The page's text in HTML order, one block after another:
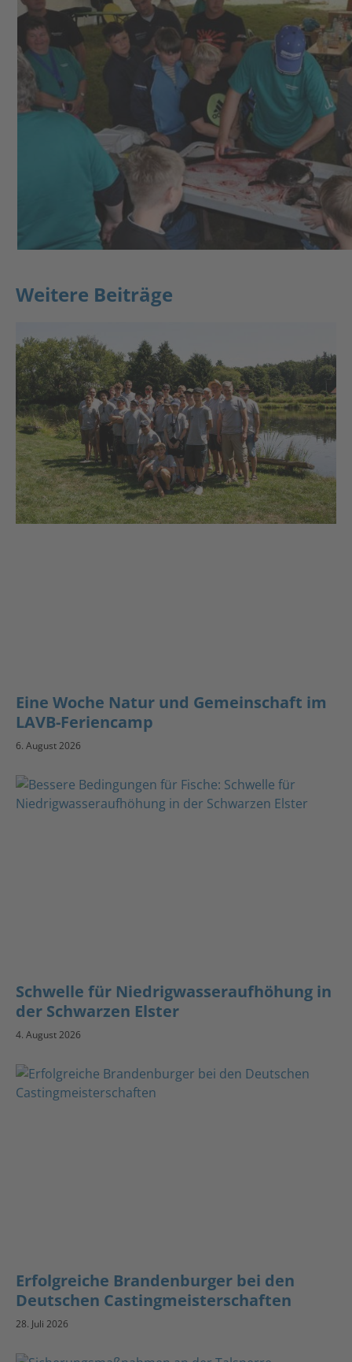
Weitere Beiträge
Eine Woche Natur und Gemeinschaft im
LAVB-Feriencamp
6. August 2026
Schwelle für Niedrigwasseraufhöhung in
der Schwarzen Elster
4. August 2026
Erfolgreiche Brandenburger bei den
Deutschen Castingmeisterschaften
28. Juli 2026